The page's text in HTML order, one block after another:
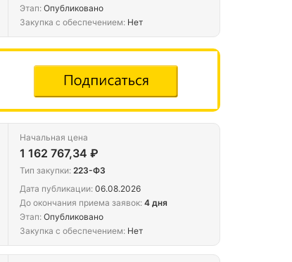
Этап: Опубликовано
Закупка с обеспечением: Нет
Начальная цена
1 162 767,34 ₽
Тип закупки: 223-ФЗ
Дата публикации: 06.08.2026
До окончания приема заявок: 4 дня
Этап: Опубликовано
Закупка с обеспечением: Нет